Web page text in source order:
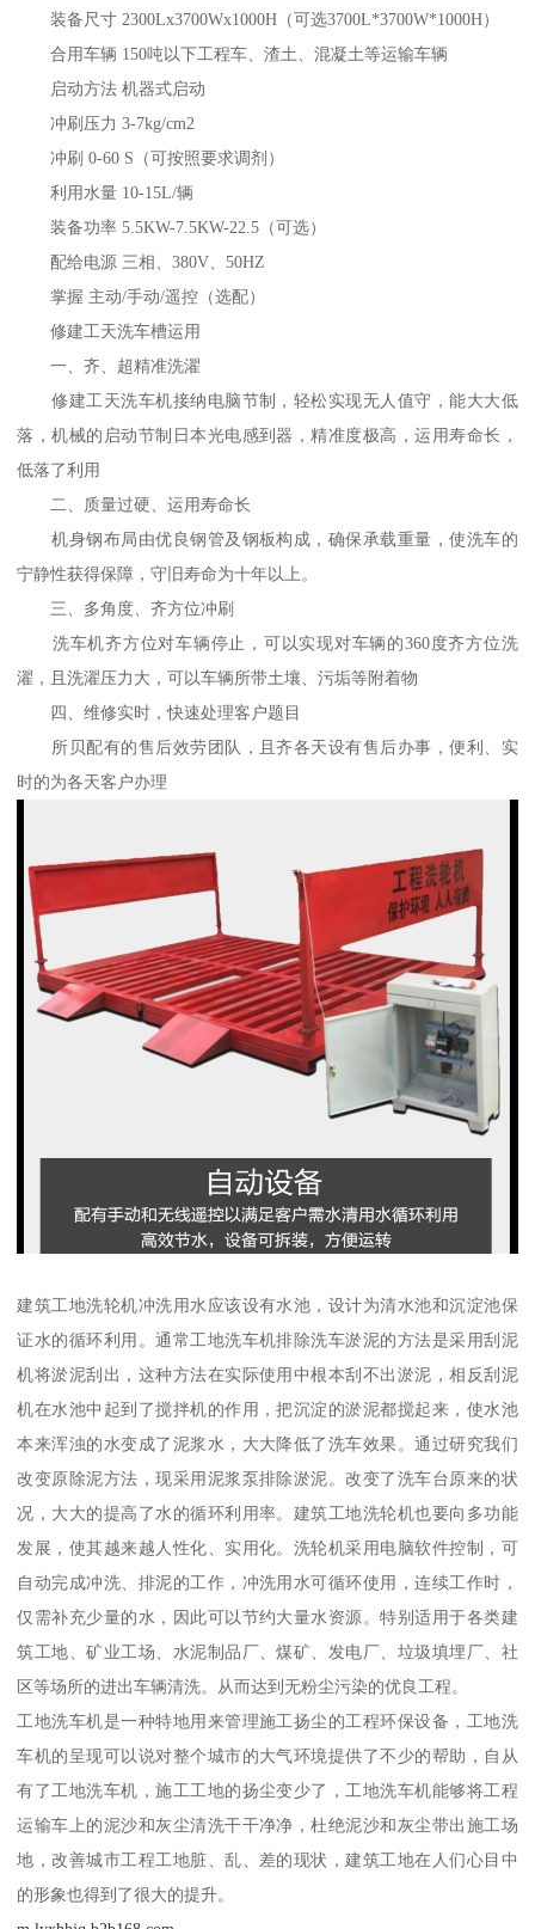
装备尺寸 2300Lx3700Wx1000H（可选3700L*3700W*1000H）
合用车辆 150吨以下工程车、渣土、混凝土等运输车辆
启动方法 机器式启动
冲刷压力 3-7kg/cm2
冲刷 0-60 S（可按照要求调剂）
利用水量 10-15L/辆
装备功率 5.5KW-7.5KW-22.5（可选）
配给电源 三相、380V、50HZ
掌握 主动/手动/遥控（选配）
修建工天洗车槽运用
一、齐、超精准洗濯
修建工天洗车机接纳电脑节制，轻松实现无人值守，能大大低
落，机械的启动节制日本光电感到器，精准度极高，运用寿命长，
低落了利用
二、质量过硬、运用寿命长
机身钢布局由优良钢管及钢板构成，确保承载重量，使洗车的
宁静性获得保障，守旧寿命为十年以上。
三、多角度、齐方位冲刷
洗车机齐方位对车辆停止，可以实现对车辆的360度齐方位洗
濯，且洗濯压力大，可以车辆所带土壤、污垢等附着物
四、维修实时，快速处理客户题目
所贝配有的售后效劳团队，且齐各天设有售后办事，便利、实
时的为各天客户办理
建筑工地洗轮机冲洗用水应该设有水池，设计为清水池和沉淀池保
证水的循环利用。通常工地洗车机排除洗车淤泥的方法是采用刮泥
机将淤泥刮出，这种方法在实际使用中根本刮不出淤泥，相反刮泥
机在水池中起到了搅拌机的作用，把沉淀的淤泥都搅起来，使水池
本来浑浊的水变成了泥浆水，大大降低了洗车效果。通过研究我们
改变原除泥方法，现采用泥浆泵排除淤泥。改变了洗车台原来的状
况，大大的提高了水的循环利用率。建筑工地洗轮机也要向多功能
发展，使其越来越人性化、实用化。洗轮机采用电脑软件控制，可
自动完成冲洗、排泥的工作，冲洗用水可循环使用，连续工作时，
仅需补充少量的水，因此可以节约大量水资源。特别适用于各类建
筑工地、矿业工场、水泥制品厂、煤矿、发电厂、垃圾填埋厂、社
区等场所的进出车辆清洗。从而达到无粉尘污染的优良工程。
工地洗车机是一种特地用来管理施工扬尘的工程环保设备，工地洗
车机的呈现可以说对整个城市的大气环境提供了不少的帮助，自从
有了工地洗车机，施工工地的扬尘变少了，工地洗车机能够将工程
运输车上的泥沙和灰尘清洗干干净净，杜绝泥沙和灰尘带出施工场
地，改善城市工程工地脏、乱、差的现状，建筑工地在人们心目中
的形象也得到了很大的提升。